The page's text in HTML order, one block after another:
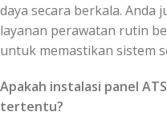
daya secara berkala. Anda
layanan perawatan rutin
untuk memastikan sistem
Apakah instalasi panel
tertentu?